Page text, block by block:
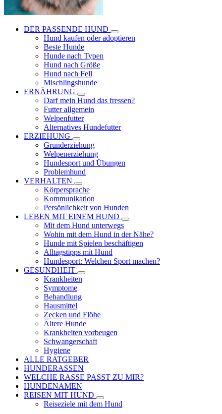
DER PASSENDE HUND
Hund kaufen oder adoptieren
Beste Hunde
Hunde nach Typen
Hund nach Größe
Hund nach Fell
Mischlingshunde
ERNÄHRUNG
Darf mein Hund das fressen?
Futter allgemein
Welpenfutter
Alternatives Hundefutter
ERZIEHUNG
Grunderziehung
Welpenerziehung
Hundesport und Übungen
Problemhund
VERHALTEN
Körpersprache
Kommunikation
Persönlichkeit von Hunden
LEBEN MIT EINEM HUND
Mit dem Hund unterwegs
Wohin mit dem Hund in der Nähe?
Hunde mit Spielen beschäftigen
Alltagstipps mit Hund
Hundesport: Welchen Sport machen?
GESUNDHEIT
Krankheiten
Symptome
Behandlung
Hausmittel
Zecken und Flöhe
Ältere Hunde
Krankheiten vorbeugen
Schwangerschaft
Hygiene
ALLE RATGEBER
HUNDERASSEN
WELCHE RASSE PASST ZU MIR?
HUNDENAMEN
REISEN MIT HUND
Reiseziele mit dem Hund